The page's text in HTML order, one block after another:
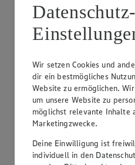
Datenschutz-
Wir setzen Cookies und
dir ein bestmögliches
Website zu ermöglichen.
um unsere Website zu
möglichst relevante Inhalte
Marketingzwecke.
Deine Einwilligung ist
individuell in den